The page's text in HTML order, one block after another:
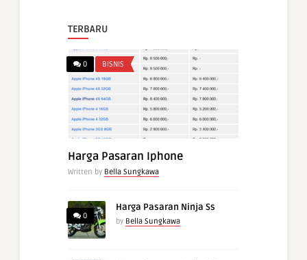
TERBARU
0 BISNIS
Harga Pasaran Iphone
Written by Bella Sungkawa
0
Harga Pasaran Ninja Ss
by Bella Sungkawa